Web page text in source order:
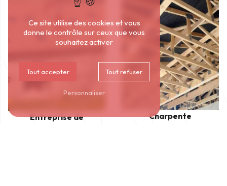
Entreprise de
Charpente
Ce site utilise des cookies et vous
donne le contrôle sur ceux que vous
souhaitez activer
Tout accepter Tout refuser
Personnaliser